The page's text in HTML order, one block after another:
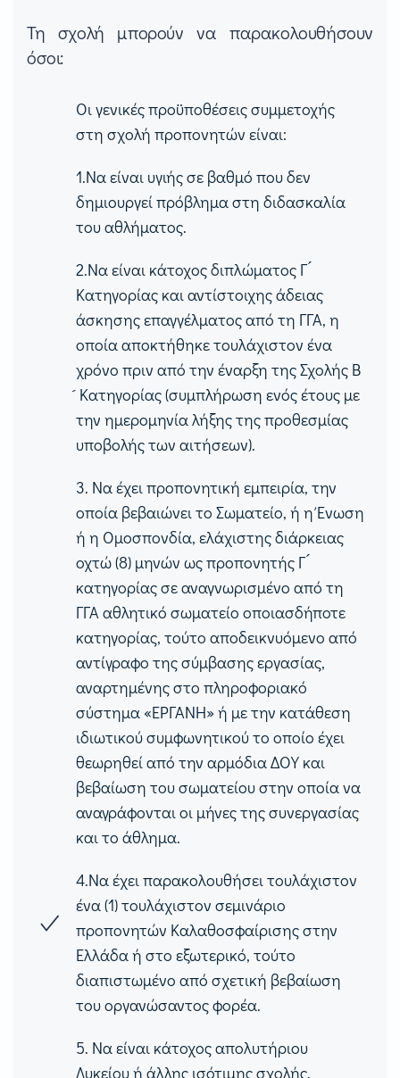
Τη σχολή μπορούν να παρακολουθήσουν
όσοι:
Οι γενικές προϋποθέσεις συμμετοχής
στη σχολή προπονητών είναι:
1.Να είναι υγιής σε βαθμό που δεν
δημιουργεί πρόβλημα στη διδασκαλία
του αθλήματος.
2.Να είναι κάτοχος διπλώματος Γ ́
Κατηγορίας και αντίστοιχης άδειας
άσκησης επαγγέλματος από τη ΓΓΑ, η
οποία αποκτήθηκε τουλάχιστον ένα
χρόνο πριν από την έναρξη της Σχολής Β
́ Κατηγορίας (συμπλήρωση ενός έτους με
την ημερομηνία λήξης της προθεσμίας
υποβολής των αιτήσεων).
3. Να έχει προπονητική εμπειρία, την
οποία βεβαιώνει το Σωματείο, ή η Ένωση
ή η Ομοσπονδία, ελάχιστης διάρκειας
οχτώ(8) μηνών ως προπονητής Γ ́
κατηγορίας σε αναγνωρισμένο από τη
ΓΓΑ αθλητικό σωματείο οποιασδήποτε
κατηγορίας, τούτο αποδεικνυόμενο από
αντίγραφο της σύμβασης εργασίας,
αναρτημένης στο πληροφοριακό
σύστημα «ΕΡΓΑΝΗ» ή με την κατάθεση
ιδιωτικού συμφωνητικού το οποίο έχει
θεωρηθεί από την αρμόδια ΔΟΥ και
βεβαίωση του σωματείου στην οποία να
αναγράφονται οι μήνες της συνεργασίας
και το άθλημα.
4.Να έχει παρακολουθήσει τουλάχιστον
ένα(1)τουλάχιστον σεμινάριο
προπονητών Καλαθοσφαίρισης στην
Ελλάδα ή στο εξωτερικό, τούτο
διαπιστωμένο από σχετική βεβαίωση
του οργανώσαντος φορέα.
5. Να είναι κάτοχος απολυτήριου
Λυκείου ή άλλης ισότιμης σχολής.